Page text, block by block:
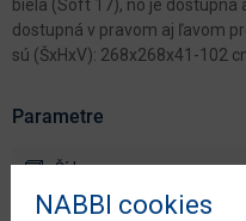
biela (Soft 17), no je dostupná
dostupná v pravom aj ľavom
sú (ŠxHxV): 268x268x41-102
Parametre
Šírka
Hĺbka
NABBI cookies